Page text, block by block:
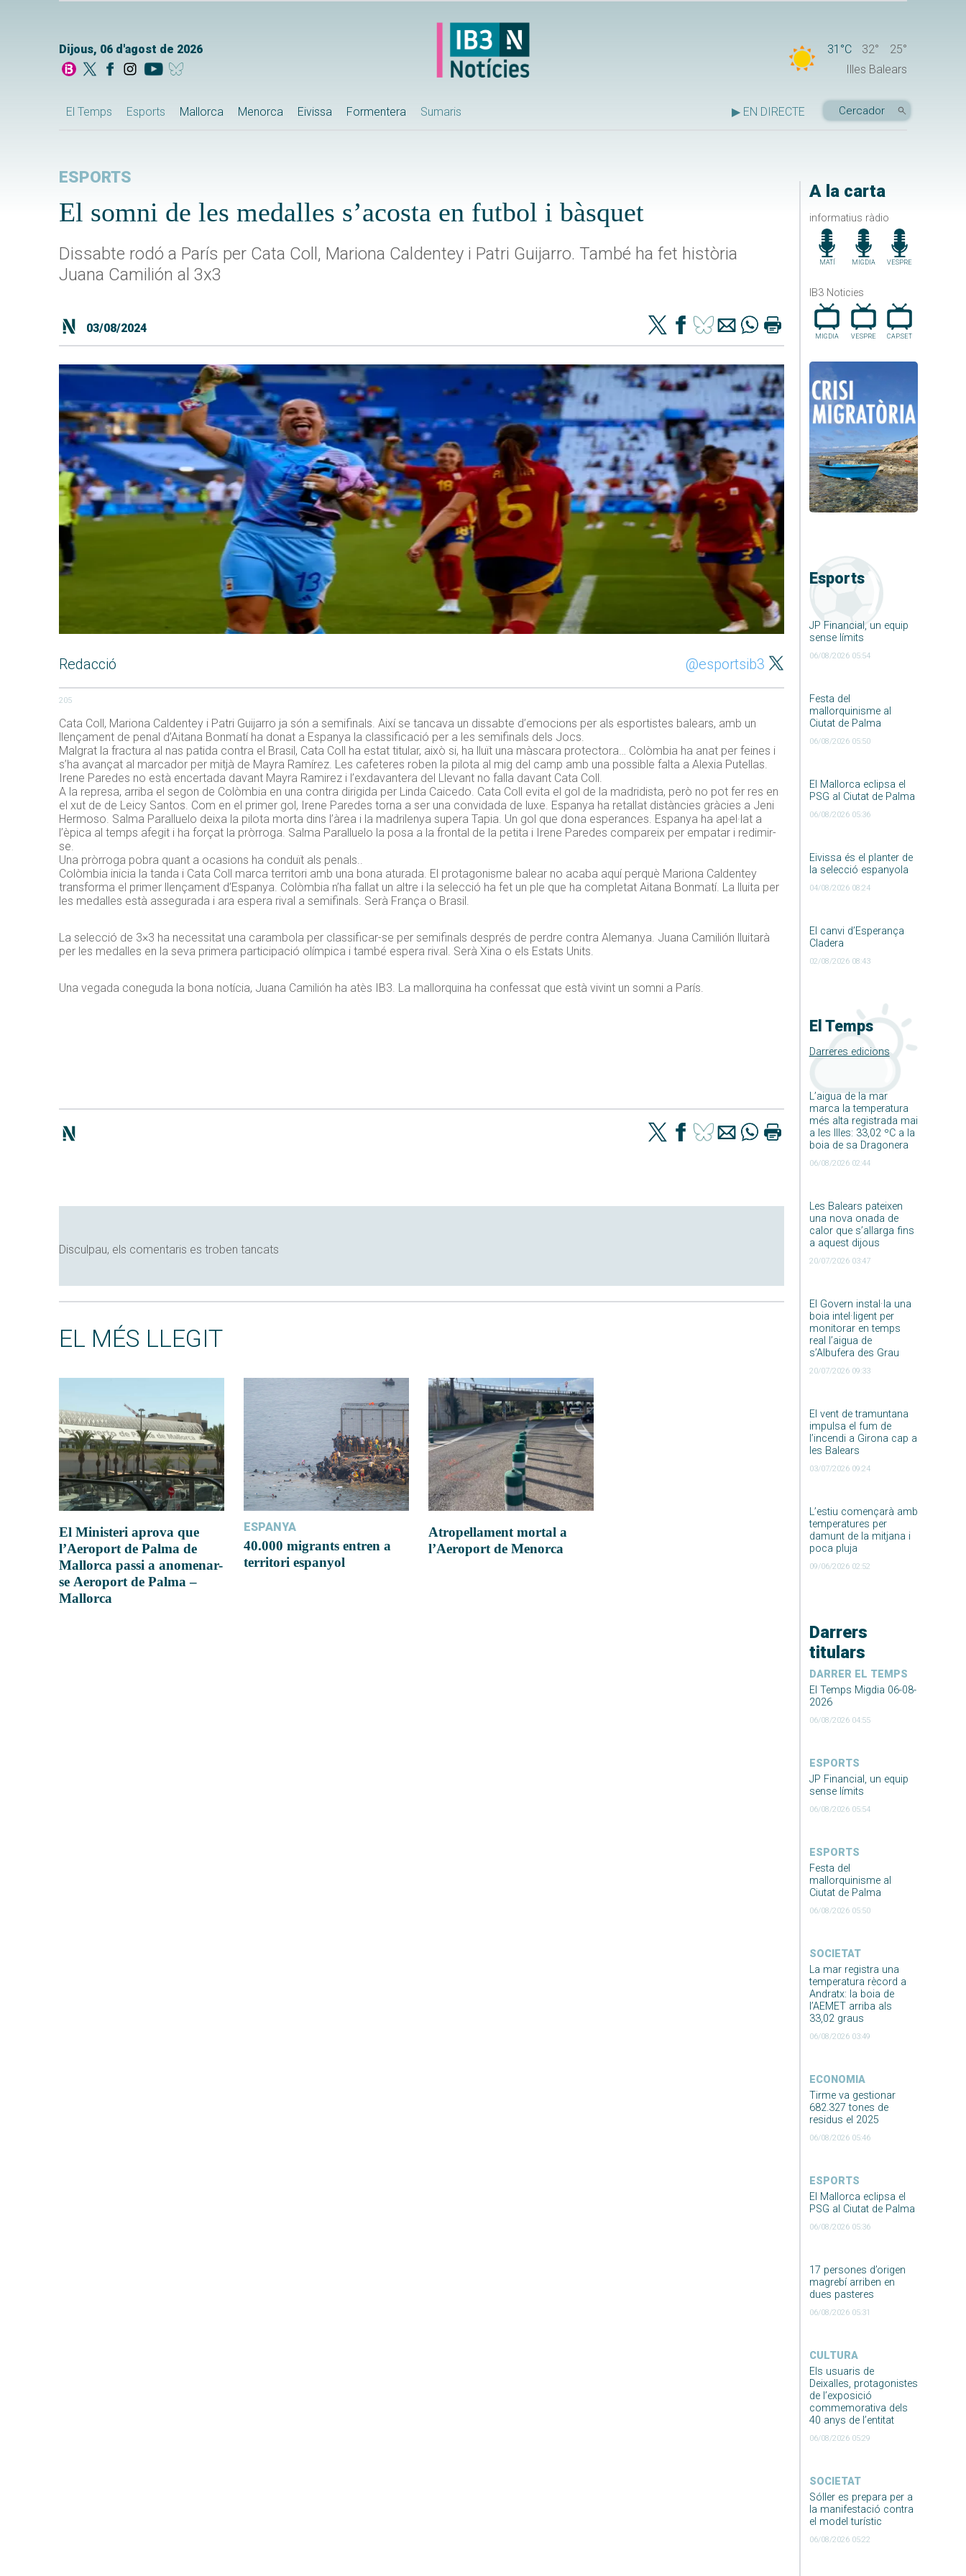
Dijous, 06 d'agost de 2026 31°C 32°
25°
Illes Balears
El Temps Esports Mallorca Menorca Eivissa Formentera Sumaris ▶ EN DIRECTE
A la carta
informatius ràdio
MATÍ MIGDIA VESPRE
IB3 Noticies
MIGDIA VESPRE CAP.SET
Esports
JP Financial, un equip
sense límits
06/08/2026 05:54
Festa del
mallorquinisme al
Ciutat de Palma
06/08/2026 05:50
El Mallorca eclipsa el
PSG al Ciutat de Palma
06/08/2026 05:36
Eivissa és el planter de
la selecció espanyola
04/08/2026 08:24
El canvi d’Esperança
Cladera
02/08/2026 08:43
El Temps
Darreres edicions
L’aigua de la mar
marca la temperatura
més alta registrada mai
a les Illes: 33,02 ºC a la
boia de sa Dragonera
06/08/2026 02:44
Les Balears pateixen
una nova onada de
calor que s’allarga fins
a aquest dijous
20/07/2026 03:47
El Govern instal·la una
boia intel·ligent per
monitorar en temps
real l’aigua de
s’Albufera des Grau
20/07/2026 09:33
El vent de tramuntana
impulsa el fum de
l’incendi a Girona cap a
les Balears
03/07/2026 09:24
L’estiu començarà amb
temperatures per
damunt de la mitjana i
poca pluja
09/06/2026 02:52
Darrers
titulars
DARRER EL TEMPS
El Temps Migdia 06-08-
2026
06/08/2026 04:55
ESPORTS
JP Financial, un equip
sense límits
06/08/2026 05:54
ESPORTS
Festa del
mallorquinisme al
Ciutat de Palma
06/08/2026 05:50
SOCIETAT
La mar registra una
temperatura rècord a
Andratx: la boia de
l’AEMET arriba als
33,02 graus
06/08/2026 03:49
ECONOMIA
Tirme va gestionar
682.327 tones de
residus el 2025
06/08/2026 05:46
ESPORTS
El Mallorca eclipsa el
PSG al Ciutat de Palma
06/08/2026 05:36
17 persones d’origen
magrebí arriben en
dues pasteres
06/08/2026 05:31
CULTURA
Els usuaris de
Deixalles, protagonistes
de l’exposició
commemorativa dels
40 anys de l’entitat
06/08/2026 05:29
SOCIETAT
Sóller es prepara per a
la manifestació contra
el model turístic
06/08/2026 05:22
ESPORTS
El somni de les medalles s’acosta en futbol i bàsquet
Dissabte rodó a París per Cata Coll, Mariona Caldentey i Patri Guijarro. També ha fet història
Juana Camilión al 3x3
03/08/2024
Redacció @esportsib3
205
Cata Coll, Mariona Caldentey i Patri Guijarro ja són a semifinals. Així se tancava un dissabte d’emocions per als esportistes balears, amb un
llençament de penal d’Aitana Bonmatí ha donat a Espanya la classificació per a les semifinals dels Jocs.
Malgrat la fractura al nas patida contra el Brasil, Cata Coll ha estat titular, això si, ha lluït una màscara protectora… Colòmbia ha anat per feines i
s’ha avançat al marcador per mitjà de Mayra Ramírez. Les cafeteres roben la pilota al mig del camp amb una possible falta a Alexia Putellas.
Irene Paredes no està encertada davant Mayra Ramirez i l’exdavantera del Llevant no falla davant Cata Coll.
A la represa, arriba el segon de Colòmbia en una contra dirigida per Linda Caicedo. Cata Coll evita el gol de la madridista, però no pot fer res en
el xut de de Leicy Santos. Com en el primer gol, Irene Paredes torna a ser una convidada de luxe. Espanya ha retallat distàncies gràcies a Jeni
Hermoso. Salma Paralluelo deixa la pilota morta dins l’àrea i la madrilenya supera Tapia. Un gol que dona esperances. Espanya ha apel·lat a
l’èpica al temps afegit i ha forçat la pròrroga. Salma Paralluelo la posa a la frontal de la petita i Irene Paredes compareix per empatar i redimir-
se.
Una pròrroga pobra quant a ocasions ha conduït als penals..
Colòmbia inicia la tanda i Cata Coll marca territori amb una bona aturada. El protagonisme balear no acaba aquí perquè Mariona Caldentey
transforma el primer llençament d’Espanya. Colòmbia n’ha fallat un altre i la selecció ha fet un ple que ha completat Aitana Bonmatí. La lluita per
les medalles està assegurada i ara espera rival a semifinals. Serà França o Brasil.
La selecció de 3×3 ha necessitat una carambola per classificar-se per semifinals després de perdre contra Alemanya. Juana Camilión lluitarà
per les medalles en la seva primera participació olímpica i també espera rival. Serà Xina o els Estats Units.
Una vegada coneguda la bona notícia, Juana Camilión ha atès IB3. La mallorquina ha confessat que està vivint un somni a París.
Disculpau, els comentaris es troben tancats
EL MÉS LLEGIT
El Ministeri aprova que
l’Aeroport de Palma de
Mallorca passi a anomenar-
se Aeroport de Palma –
Mallorca
ESPANYA
40.000 migrants entren a
territori espanyol
Atropellament mortal a
l’Aeroport de Menorca